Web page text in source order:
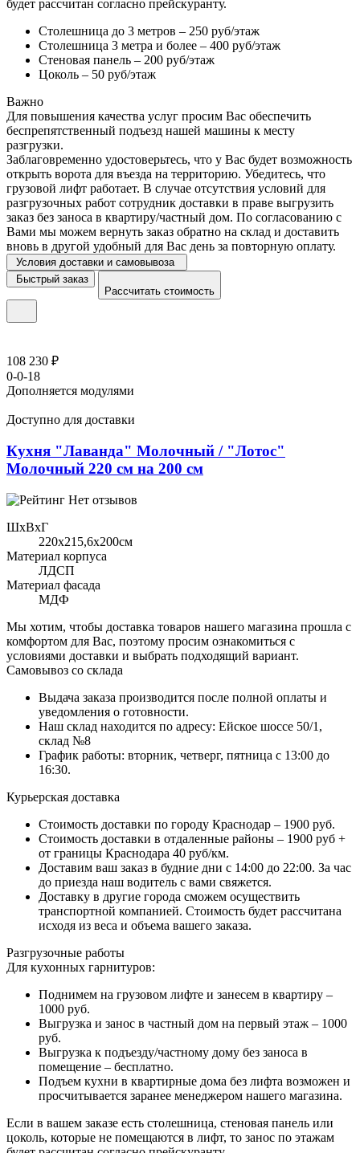
будет рассчитан согласно прейскуранту.
Столешница до 3 метров – 250 руб/этаж
Столешница 3 метра и более – 400 руб/этаж
Стеновая панель – 200 руб/этаж
Цоколь – 50 руб/этаж
Важно
Для повышения качества услуг просим Вас обеспечить
беспрепятственный подъезд нашей машины к месту
разгрузки.
Заблаговременно удостоверьтесь, что у Вас будет возможность
открыть ворота для въезда на территорию. Убедитесь, что
грузовой лифт работает. В случае отсутствия условий для
разгрузочных работ сотрудник доставки в праве выгрузить
заказ без заноса в квартиру/частный дом. По согласованию с
Вами мы можем вернуть заказ обратно на склад и доставить
вновь в другой удобный для Вас день за повторную оплату.
Условия доставки и самовывоза
Быстрый заказ
Рассчитать стоимость
108 230 ₽
0-0-18
Дополняется модулями
Доступно для доставки
Кухня "Лаванда" Молочный / "Лотос"
Молочный 220 см на 200 см
Нет отзывов
ШхВхГ
220x215,6х200см
Материал корпуса
ЛДСП
Материал фасада
МДФ
Мы хотим, чтобы доставка товаров нашего магазина прошла с
комфортом для Вас, поэтому просим ознакомиться с
условиями доставки и выбрать подходящий вариант.
Самовывоз со склада
Выдача заказа производится после полной оплаты и
уведомления о готовности.
Наш склад находится по адресу: Ейское шоссе 50/1,
склад №8
График работы: вторник, четверг, пятница с 13:00 до
16:30.
Курьерская доставка
Стоимость доставки по городу Краснодар – 1900 руб.
Стоимость доставки в отдаленные районы – 1900 руб +
от границы Краснодара 40 руб/км.
Доставим ваш заказ в будние дни с 14:00 до 22:00. За час
до приезда наш водитель с вами свяжется.
Доставку в другие города сможем осуществить
транспортной компанией. Стоимость будет рассчитана
исходя из веса и объема вашего заказа.
Разгрузочные работы
Для кухонных гарнитуров:
Поднимем на грузовом лифте и занесем в квартиру –
1000 руб.
Выгрузка и занос в частный дом на первый этаж – 1000
руб.
Выгрузка к подъезду/частному дому без заноса в
помещение – бесплатно.
Подъем кухни в квартирные дома без лифта возможен и
просчитывается заранее менеджером нашего магазина.
Если в вашем заказе есть столешница, стеновая панель или
цоколь, которые не помещаются в лифт, то занос по этажам